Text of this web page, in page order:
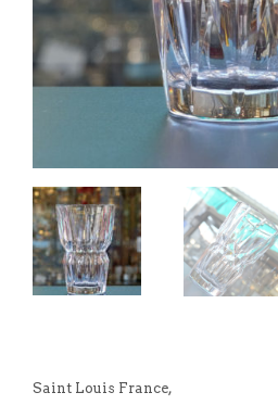
Saint Louis France,